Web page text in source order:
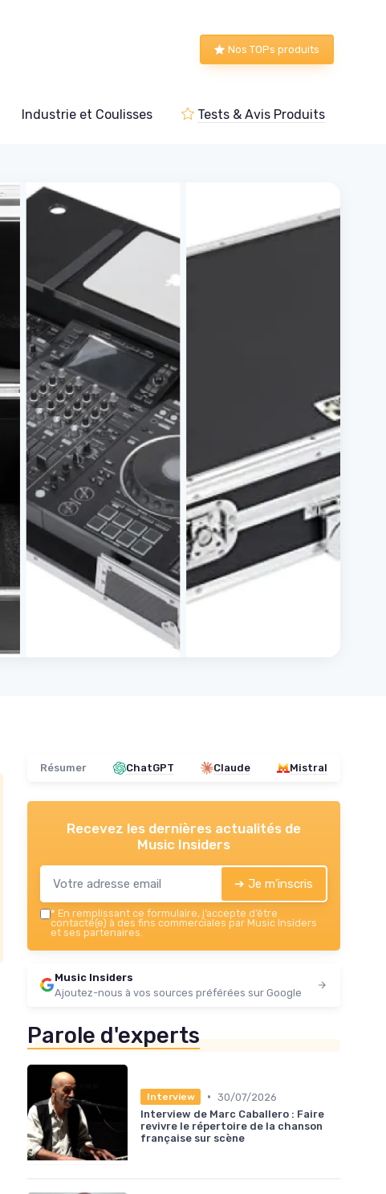
Nos TOPs produits
Industrie et Coulisses Tests & Avis Produits
Résumer ChatGPT Claude Mistral
Recevez les dernières actualités de
Music Insiders
➔ Je m'inscris
* En remplissant ce formulaire, j’accepte d’être
contacté(e) à des fins commerciales par Music Insiders
et ses partenaires.
Music Insiders
Ajoutez-nous à vos sources préférées sur Google
Parole d'experts
Interview • 30/07/2026
Interview de Marc Caballero : Faire
revivre le répertoire de la chanson
française sur scène